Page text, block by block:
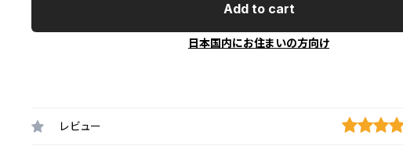
Add to cart
日本国内にお住まいの方向け
レビュー